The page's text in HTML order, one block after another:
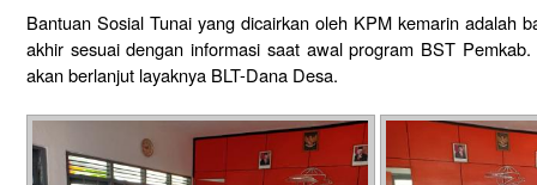
Bantuan Sosial Tunai yang dicairkan oleh KPM kemarin adalah
akhir sesuai dengan informasi saat awal program BST
akan berlanjut layaknya BLT-Dana Desa.